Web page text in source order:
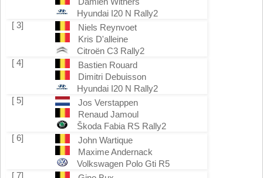
Hyundai I20 N Rally2
[ 3]
Niels Reynvoet
Kris D'alleine
Citroën C3 Rally2
[ 4]
Bastien Rouard
Dimitri Debuisson
Hyundai I20 N Rally2
[ 5]
Jos Verstappen
Renaud Jamoul
Škoda Fabia RS Rally2
[ 6]
John Wartique
Maxime Andernack
Volkswagen Polo Gti R5
[ 7]